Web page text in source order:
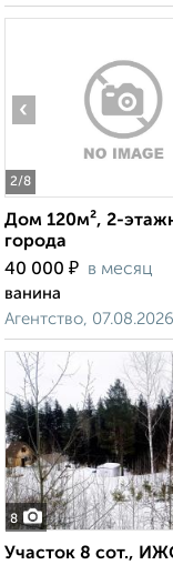
2/8
‹
Дом 120м², 2-
города
40 000 ₽ в месяц
ванина
Агентство, 07.08.2026
8
Участок 8 сот.,